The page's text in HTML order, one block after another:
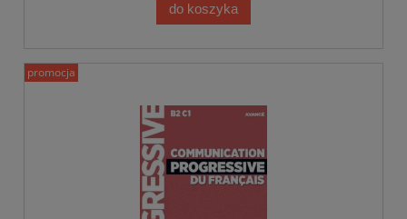
do koszyka
promocja